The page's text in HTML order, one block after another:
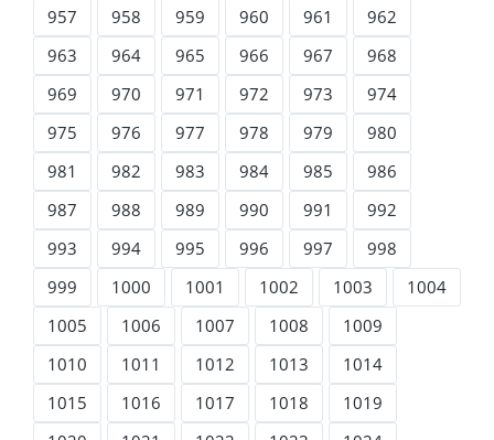
957
958 959 960 961
962
963
964 965 966 967
968
969
970 971 972 973
974
975
976 977 978 979
980
981
982 983 984 985
986
987
988 989 990 991
992
993
994 995 996 997
998
999
1000 1001 1002 1003
1004
1005
1006 1007 1008
1009
1010
1011 1012 1013
1014
1015
1016 1017 1018
1019